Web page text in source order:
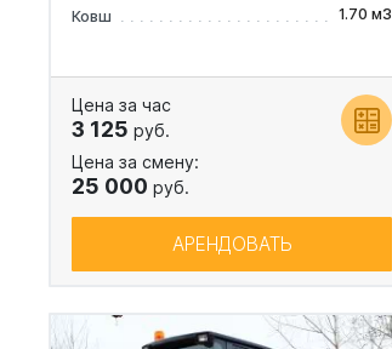
Ковш
1.70 м3
Цена за час
3 125 руб.
Цена за смену:
25 000 руб.
АРЕНДОВАТЬ